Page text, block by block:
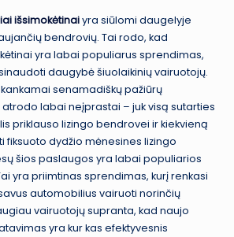
išsimokėtinaiyra siūlomi daugelyje
bendrovių. Tai rodo, kad
yra labai populiarus sprendimas,
daugybė šiuolaikinių vairuotojų.
senamadiškų pažiūrų
labai neįprastai – juk visą sutarties
priklauso lizingo bendrovei ir kiekvieną
fiksuoto dydžio mėnesines lizingo
šios paslaugos yra labai populiarios
yra priimtinas sprendimas, kurį renkasi
automobilius vairuoti norinčių
vairuotojų supranta, kad naujo
yra kur kas efektyvesnis